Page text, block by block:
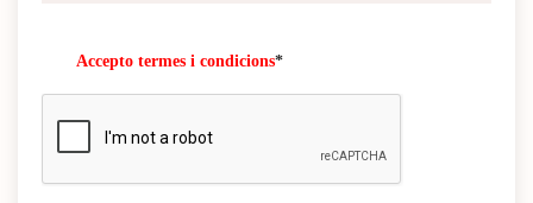
Accepto termes i condicions*